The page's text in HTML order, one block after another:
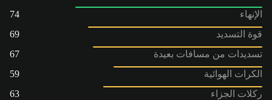
الإنهاء
74
قوة التسديد
69
تسديدات من مسافات بعيدة
67
الكرات الهوائية
59
ركلات الجزاء
63